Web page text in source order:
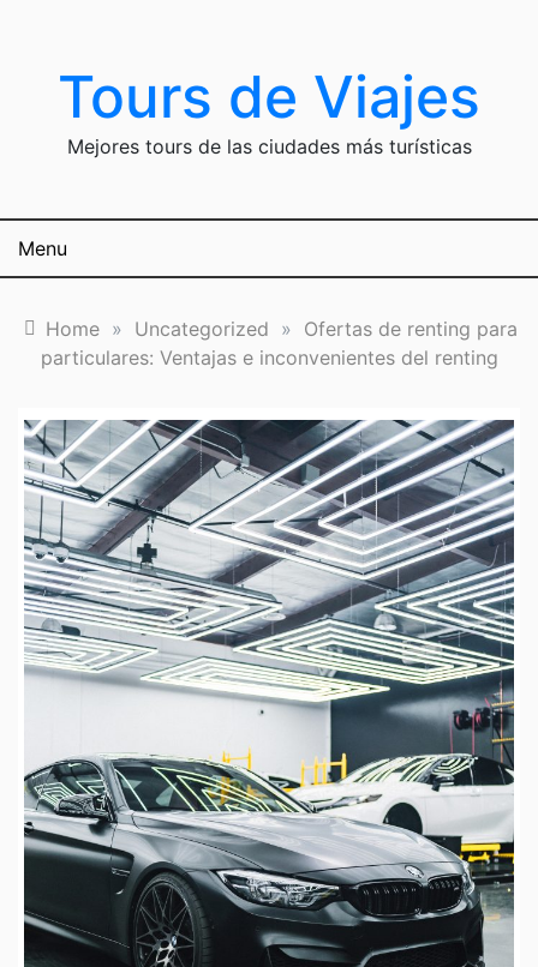
contentTours de Viajes
Mejores tours de las ciudades más turísticas
Menu
Home » Uncategorized » Ofertas de renting para
particulares: Ventajas e inconvenientes del renting